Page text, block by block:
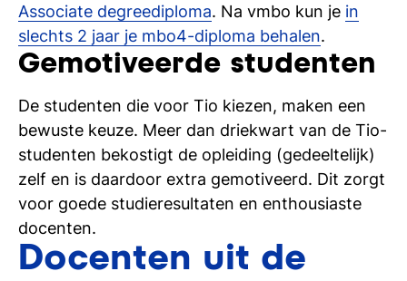
Associate degreediploma. Na vmbo kun je in
slechts 2 jaar je mbo4-diploma behalen.
Gemotiveerde studenten
De studenten die voor Tio kiezen, maken een
bewuste keuze. Meer dan driekwart van de Tio-
studenten bekostigt de opleiding (gedeeltelijk)
zelf en is daardoor extra gemotiveerd. Dit zorgt
voor goede studieresultaten en enthousiaste
docenten.
Docenten uit de